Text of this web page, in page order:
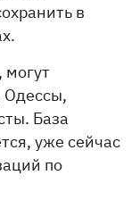
в
Одессы,
База
уже сейчас
по